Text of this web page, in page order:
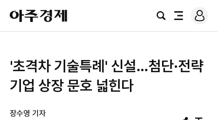
아
주
경
검
전
로
그
'초격차 기술특례' 신설…첨단·전략
기업 상장 문호 넓힌다
장수영 기자